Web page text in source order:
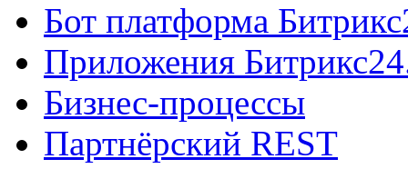
Бот платформа
Приложения
Бизнес-процессы
Партнёрский REST